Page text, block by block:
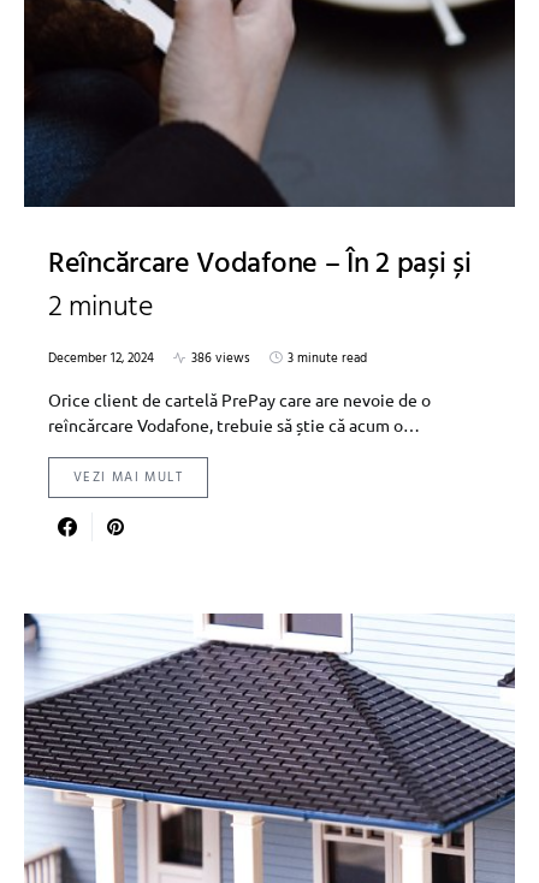
Reîncărcare Vodafone – În 2 pași și
2 minute
December 12, 2024 386 views
3 minute read
Orice client de cartelă PrePay care are nevoie de o
reîncărcare Vodafone, trebuie să știe că acum o…
VEZI MAI MULT